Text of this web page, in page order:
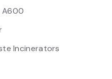
A600
Incinerators